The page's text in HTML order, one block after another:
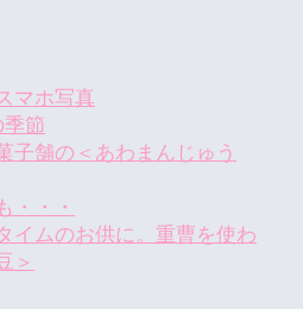
マホ写真
節
舗の＜あわまんじゅう
・・・
イムのお供に。重曹を使わ
＞